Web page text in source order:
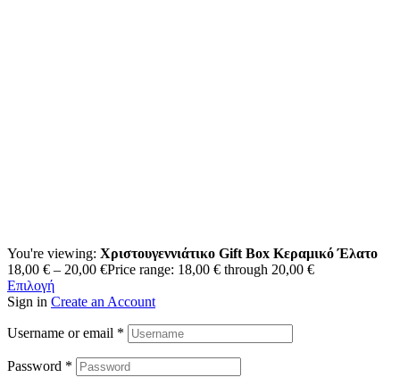
You're viewing: Χριστουγεννιάτικο Gift Box Κεραμικό Έλατο
18,00 € – 20,00 €Price range: 18,00 € through 20,00 €
Επιλογή
Sign in Create an Account
Username or email *
Password *